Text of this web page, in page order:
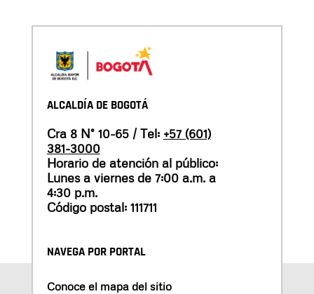
ALCALDÍA DE BOGOTÁ
Cra 8 N° 10-65 / Tel: +57 (601)
381-3000
Horario de atención al público:
Lunes a viernes de 7:00 a.m. a
4:30 p.m.
Código postal: 111711
NAVEGA POR PORTAL
Conoce el mapa del sitio